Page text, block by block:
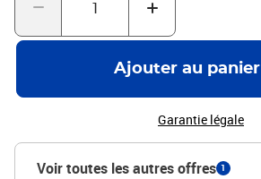
Ajouter au panier
Garantie légale
Voir toutes les autres offres 1